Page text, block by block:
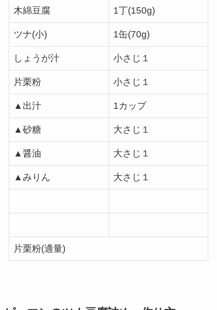
木綿豆腐 1丁(150g)
ツナ(小) 1缶(70g)
しょうが汁 小さじ１
片栗粉 小さじ１
▲出汁 1カップ
▲砂糖 大さじ１
▲醤油 大さじ１
▲みりん 大さじ１
片栗粉(適量)